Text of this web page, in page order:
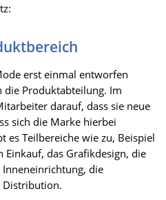
erst einmal entworfen
die Produktabteilung. Im
darauf, dass sie neue
sich die Marke hierbei
es Teilbereiche wie zu, Beispiel
Einkauf, das Grafikdesign, die
die
Distribution.